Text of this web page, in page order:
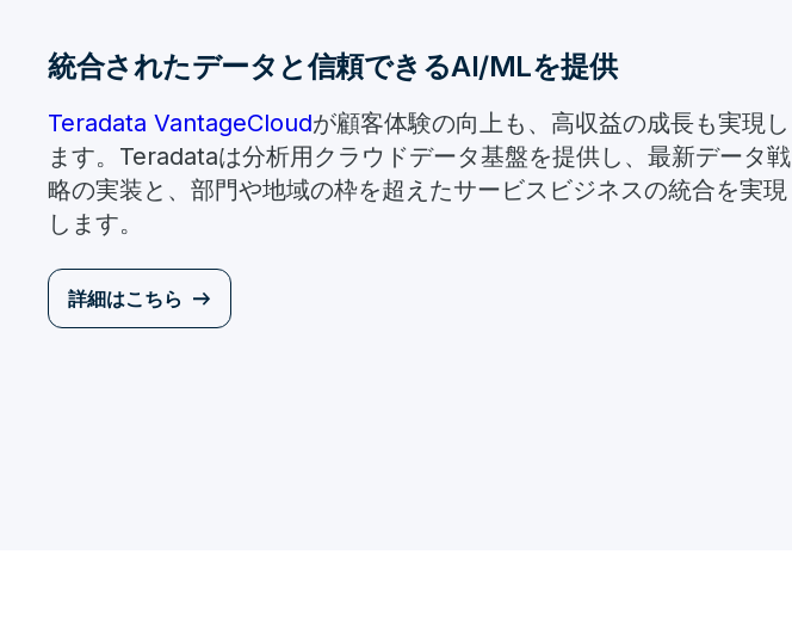
統合されたデータと信頼できるAI/MLを提供
Teradata VantageCloudが顧客体験の向上も、高収益の成長も実現し
ます。Teradataは分析用クラウドデータ基盤を提供し、最新データ戦
略の実装と、部門や地域の枠を超えたサービスビジネスの統合を実現
します。
詳細はこちら